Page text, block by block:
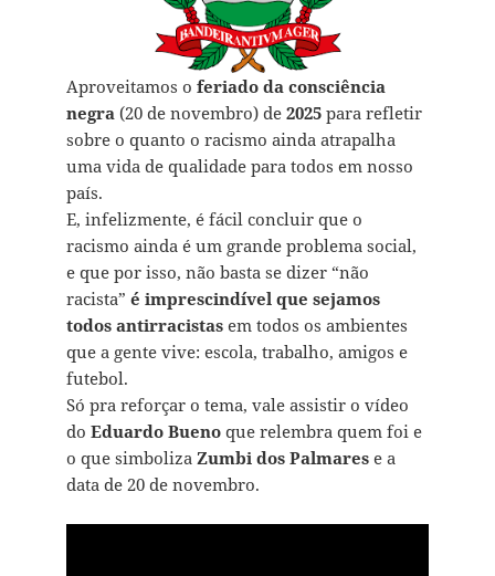
Aproveitamos o feriado da consciência
negra (20 de novembro) de 2025para refletir
sobre o quanto o racismo ainda atrapalha
uma vida de qualidade para todos em nosso
país.
E, infelizmente, é fácil concluir que o
racismo ainda é um grande problema social,
e que por isso, não basta se dizer “não
racista” é imprescindível que sejamos
todos antirracistasem todos os ambientes
que a gente vive: escola, trabalho, amigos e
futebol.
Só pra reforçar o tema, vale assistir o vídeo
do Eduardo Buenoque relembra quem foi e
o que simboliza Zumbi dos Palmares e a
data de 20 de novembro.